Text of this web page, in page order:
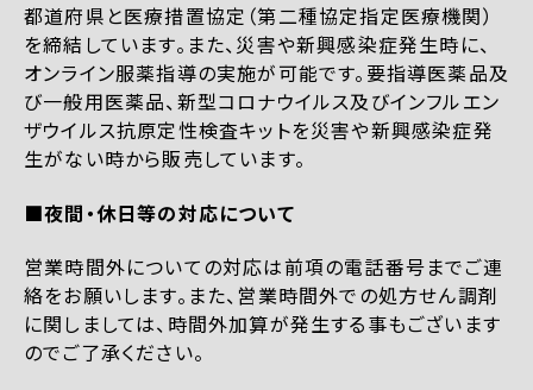
都道府県と医療措置協定（第二種協定指定医療機関）
を締結しています。また、災害や新興感染症発生時に、
オンライン服薬指導の実施が可能です。要指導医薬品及
び一般用医薬品、新型コロナウイルス及びインフルエン
ザウイルス抗原定性検査キットを災害や新興感染症発
生がない時から販売しています。
■夜間・休日等の対応について
営業時間外についての対応は前項の電話番号までご連
絡をお願いします。また、営業時間外での処方せん調剤
に関しましては、時間外加算が発生する事もございます
のでご了承ください。